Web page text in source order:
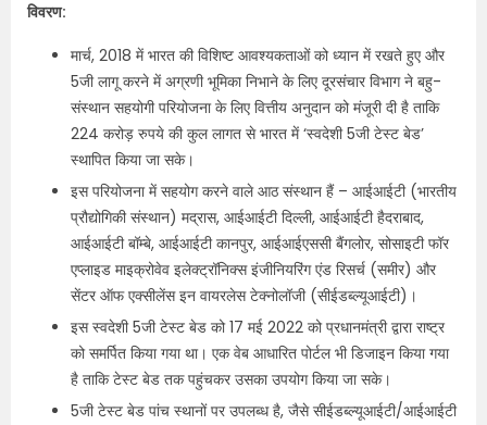
विवरण:
मार्च, 2018 में भारत की विशिष्ट आवश्यकताओं को ध्यान में रखते हुए और
5जी लागू करने में अग्रणी भूमिका निभाने के लिए दूरसंचार विभाग ने बहु-
संस्थान सहयोगी परियोजना के लिए वित्तीय अनुदान को मंजूरी दी है ताकि
224 करोड़ रुपये की कुल लागत से भारत में ‘स्वदेशी 5जी टेस्ट बेड’
स्थापित किया जा सके।
इस परियोजना में सहयोग करने वाले आठ संस्थान हैं – आईआईटी (भारतीय
प्रौद्योगिकी संस्थान) मद्रास, आईआईटी दिल्ली, आईआईटी हैदराबाद,
आईआईटी बॉम्बे, आईआईटी कानपुर, आईआईएससी बैंगलोर, सोसाइटी फॉर
एप्लाइड माइक्रोवेव इलेक्ट्रॉनिक्स इंजीनियरिंग एंड रिसर्च (समीर) और
सेंटर ऑफ एक्सीलेंस इन वायरलेस टेक्नोलॉजी (सीईडब्ल्यूआईटी)।
इस स्वदेशी 5जी टेस्ट बेड को 17 मई 2022 को प्रधानमंत्री द्वारा राष्ट्र
को समर्पित किया गया था। एक वेब आधारित पोर्टल भी डिजाइन किया गया
है ताकि टेस्ट बेड तक पहुंचकर उसका उपयोग किया जा सके।
5जी टेस्ट बेड पांच स्थानों पर उपलब्ध है, जैसे सीईडब्ल्यूआईटी/आईआईटी